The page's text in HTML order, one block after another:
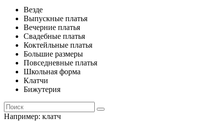
Везде
Выпускные платья
Вечерние платья
Свадебные платья
Коктейльные платья
Большие размеры
Повседневные платья
Школьная форма
Клатчи
Бижутерия
Например: клатч